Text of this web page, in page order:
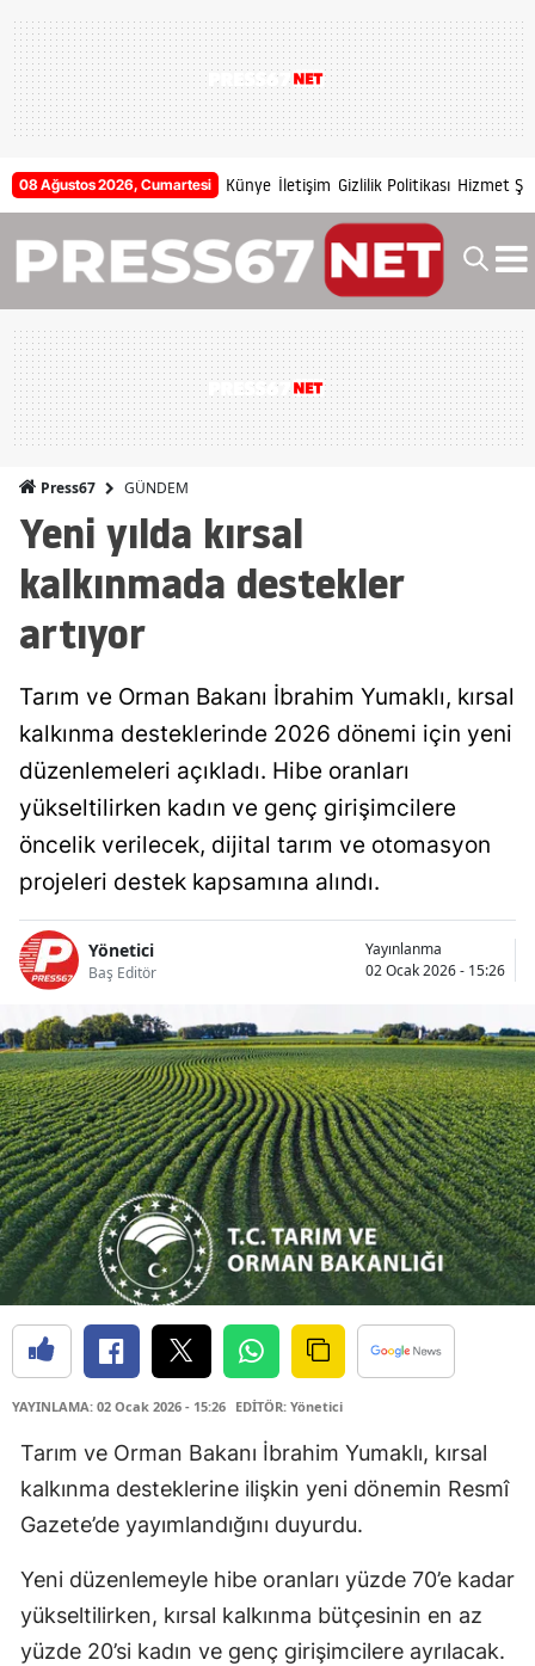
08 Ağustos 2026, Cumartesi Künye İletişim Gizlilik Politikası Hizmet
Press67 GÜNDEM
Yeni yılda kırsal
kalkınmada destekler
artıyor
Tarım ve Orman Bakanı İbrahim Yumaklı, kırsal
kalkınma desteklerinde 2026 dönemi için yeni
düzenlemeleri açıkladı. Hibe oranları
yükseltilirken kadın ve genç girişimcilere
öncelik verilecek, dijital tarım ve otomasyon
projeleri destek kapsamına alındı.
Yönetici
Baş Editör
Yayınlanma
02 Ocak 2026 - 15:26
YAYINLAMA: 02 Ocak 2026 - 15:26 EDİTÖR: Yönetici
Tarım ve Orman Bakanı İbrahim Yumaklı, kırsal
kalkınma desteklerine ilişkin yeni dönemin Resmî
Gazete’de yayımlandığını duyurdu.
Yeni düzenlemeyle hibe oranları yüzde 70’e kadar
yükseltilirken, kırsal kalkınma bütçesinin en az
yüzde 20’si kadın ve genç girişimcilere ayrılacak.